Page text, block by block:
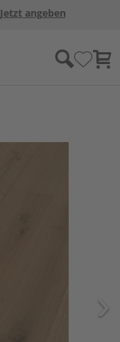
Jetzt angeben